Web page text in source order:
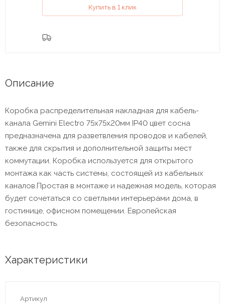
Купить в 1 клик
Описание
Коробка распределительная накладная для кабель-
канала Gemini Electro 75х75х20мм IP40 цвет сосна
предназначена для разветвления проводов и кабелей,
также для скрытия и дополнительной защиты мест
коммутации. Коробка используется для открытого
монтажа как часть системы, состоящей из кабельных
каналов.Простая в монтаже и надежная модель, которая
будет сочетаться со светлыми интерьерами дома, в
гостинице, офисном помещении. Европейская
безопасность.
Характеристики
Артикул